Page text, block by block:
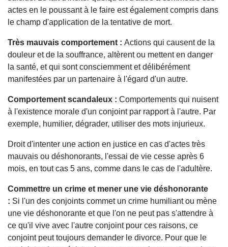
actes en le poussant à le faire est également compris dans
le champ d'application de la tentative de mort.
Très mauvais comportement : Actions qui causent de la
douleur et de la souffrance, altèrent ou mettent en danger
la santé, et qui sont consciemment et délibérément
manifestées par un partenaire à l'égard d'un autre.
Comportement scandaleux : Comportements qui nuisent
à l'existence morale d'un conjoint par rapport à l'autre. Par
exemple, humilier, dégrader, utiliser des mots injurieux.
Droit d'intenter une action en justice en cas d'actes très
mauvais ou déshonorants, l'essai de vie cesse après 6
mois, en tout cas 5 ans, comme dans le cas de l'adultère.
Commettre un crime et mener une vie déshonorante
: Si l'un des conjoints commet un crime humiliant ou mène
une vie déshonorante et que l'on ne peut pas s'attendre à
ce qu'il vive avec l'autre conjoint pour ces raisons, ce
conjoint peut toujours demander le divorce. Pour que le